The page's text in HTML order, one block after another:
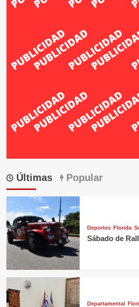
Últimas Popular
Deportes Florida
Sábado de
Departamental